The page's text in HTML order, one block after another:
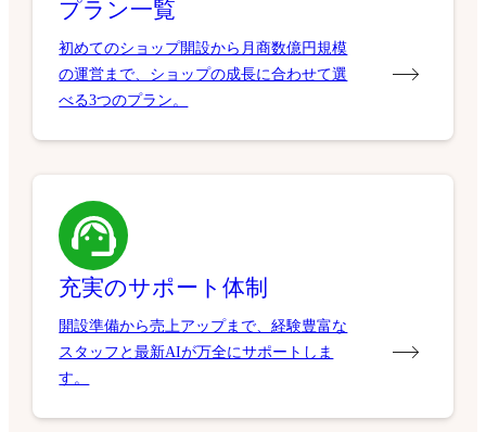
プラン一覧
初めてのショップ開設から月商数億円規模
の運営まで、ショップの成長に合わせて選
べる3つのプラン。
充実のサポート体制
開設準備から売上アップまで、経験豊富な
スタッフと最新AIが万全にサポートしま
す。